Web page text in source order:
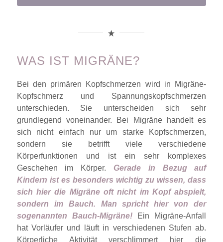
WAS IST MIGRÄNE?
Bei den primären Kopfschmerzen wird in Migräne-
Kopfschmerz und Spannungskopfschmerzen
unterschieden. Sie unterscheiden sich sehr
grundlegend voneinander. Bei Migräne handelt es
sich nicht einfach nur um starke Kopfschmerzen,
sondern sie betrifft viele verschiedene
Körperfunktionen und ist ein sehr komplexes
Geschehen im Körper. Gerade in Bezug auf
Kindern ist es besonders wichtig zu wissen, dass
sich hier die Migräne oft nicht im Kopf abspielt,
sondern im Bauch. Man spricht hier von der
sogenannten Bauch-Migräne!Ein Migräne-Anfall
hat Vorläufer und läuft in verschiedenen Stufen ab.
Körperliche Aktivität verschlimmert hier die